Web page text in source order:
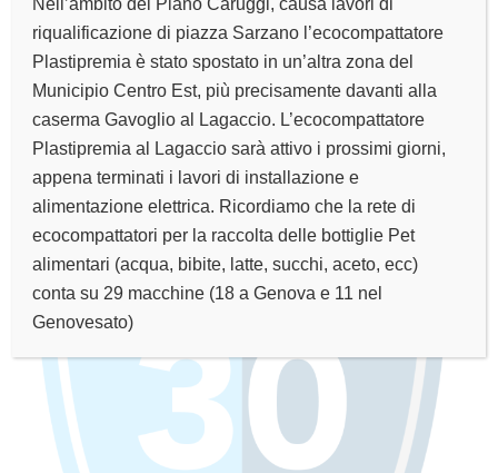
COTTON FLOWER
Nell’ambito del Piano Caruggi, causa lavori di
riqualificazione di piazza Sarzano l’ecocompattatore
Plastipremia è stato spostato in un’altra zona del
Municipio Centro Est, più precisamente davanti alla
caserma Gavoglio al Lagaccio. L’ecocompattatore
Plastipremia al Lagaccio sarà attivo i prossimi giorni,
appena terminati i lavori di installazione e
alimentazione elettrica. Ricordiamo che la rete di
ecocompattatori per la raccolta delle bottiglie Pet
alimentari (acqua, bibite, latte, succhi, aceto, ecc)
conta su 29 macchine (18 a Genova e 11 nel
Genovesato)